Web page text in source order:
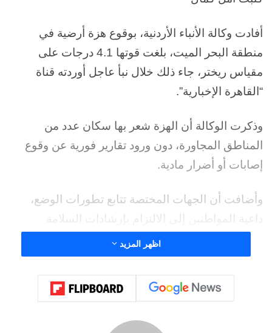
أفادت وكالة الأنباء الأردنية، بوقوع هزة أرضية في
منطقة البحر الميت، بلغت قوتها 4.1 درجات على
مقياس ريختر، جاء ذلك خلال نبأ عاجل أوردته قناة
“القاهرة الإخبارية”.
وذكرت الوكالة أن الهزة شعر بها سكان عدد من
المناطق المجاورة، دون ورود تقارير فورية عن وقوع
إصابات أو أضرار مادية.
وأضافت أن الجهات المختصة تتابع تطورات الوضع،
داعية المواطنين إلى الالتزام بإرشادات السلامة
المعتمدة في مثل هذه الحالات
شارك هذا الموضوع:
اظهر المزيد